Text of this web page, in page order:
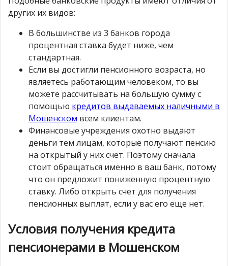
других их видов:
В большинстве из 3 банков города
процентная ставка будет ниже, чем
стандартная.
Если вы достигли пенсионного возраста, но
являетесь работающим человеком, то вы
можете рассчитывать на большую сумму с
помощью кредитов выдаваемых наличными в
Мошенском всем клиентам.
Финансовые учреждения охотно выдают
деньги тем лицам, которые получают пенсию
на открытый у них счет. Поэтому сначала
стоит обращаться именно в ваш банк, потому
что он предложит пониженную процентную
ставку. Либо открыть счет для получения
пенсионных выплат, если у вас его еще нет.
Условия получения кредита
пенсионерами в Мошенском